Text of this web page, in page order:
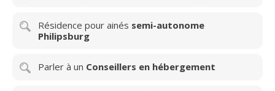
Résidence pour ainés semi-autonome
Philipsburg
Parler à un Conseillers en hébergement